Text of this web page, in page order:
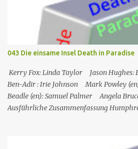
die das Boot am nächsten Tag mieten
Die Verdächtigen sind nach England
Kommandant beschließt daraufhin, sein
JP) nach London zu schicken, um die
043 Die einsame Insel Death in Paradise
Kerry Fox: Linda Taylor Jason
Ben-Adir : Irie Johnson Mark Powley
Beadle (en): Samuel Palmer Angela
Ausführliche Zusammenfassung
wird einer der Besitzer, Charlie Taylor,